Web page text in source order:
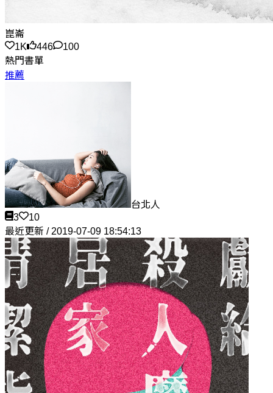
崑崙
1K
446
100
熱門書單
推薦
台北人
3
10
最近更新 / 2019-07-09 18:54:13